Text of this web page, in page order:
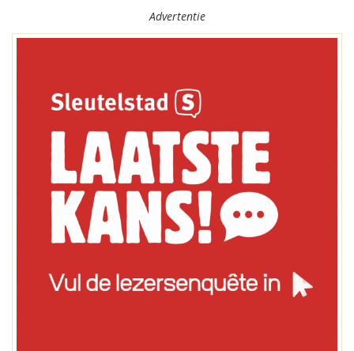
Advertentie